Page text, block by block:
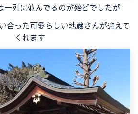
一列に並んでるのが殆どでしたが
合った可愛らしい地蔵さんが迎えて
くれます